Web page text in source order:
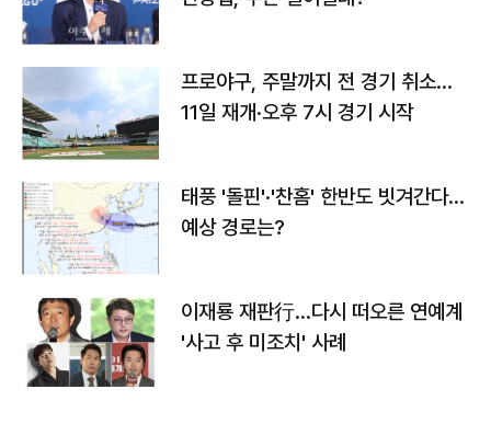
프로야구, 주말까지 전 경기 취소…
11일 재개·오후 7시 경기 시작
태풍 '돌핀'·'찬홈' 한반도 빗겨간다…
예상 경로는?
이재룡 재판行…다시 떠오른 연예계
'사고 후 미조치' 사례